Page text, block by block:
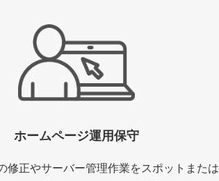
ホームページ運用保守
修正やサーバー管理作業をスポットまたは